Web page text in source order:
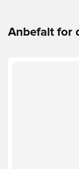
Anbefalt for